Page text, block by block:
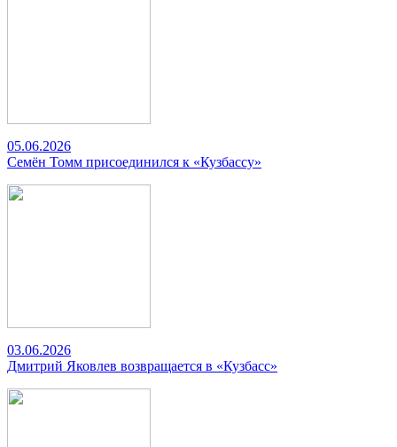
05.06.2026
Семён Томм присоединился к «Кузбассу»
03.06.2026
Дмитрий Яковлев возвращается в «Кузбасс»